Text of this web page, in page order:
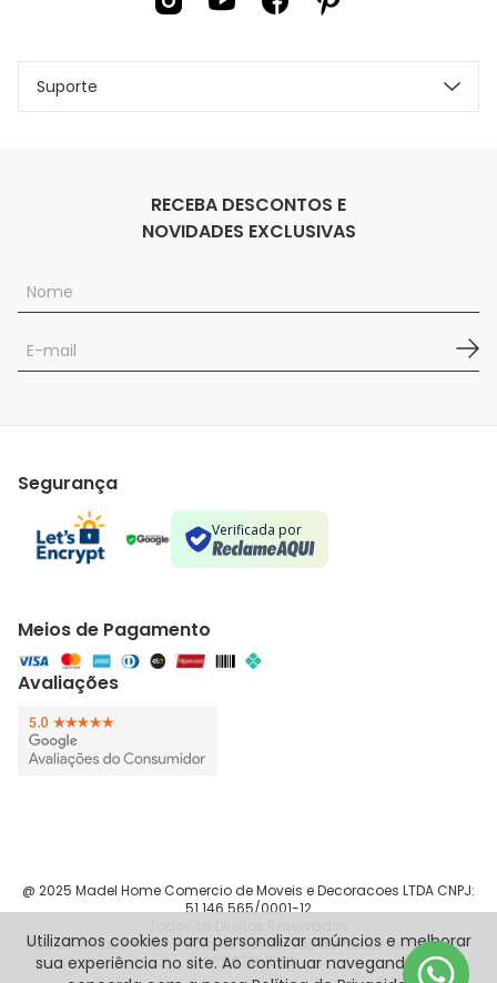
Suporte
RECEBA DESCONTOS E
NOVIDADES EXCLUSIVAS
Segurança
Verificada por
Meios de Pagamento
Avaliações
@ 2025 Madel Home Comercio de Moveis e Decoracoes LTDA CNPJ:
51.146.565/0001-12
Rua Silva Jardim, 187 - Sala 83 Centro São Bernardo do Campo -
SP 09715-090
Utilizamos cookies para personalizar anúncios e melhorar
sua experiência no site. Ao continuar navegando, você